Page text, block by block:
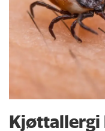
Kjøttallergi